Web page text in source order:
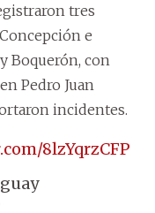
tres
e
Boquerón, con
Pedro Juan
incidentes.
8lzYqrzCFP